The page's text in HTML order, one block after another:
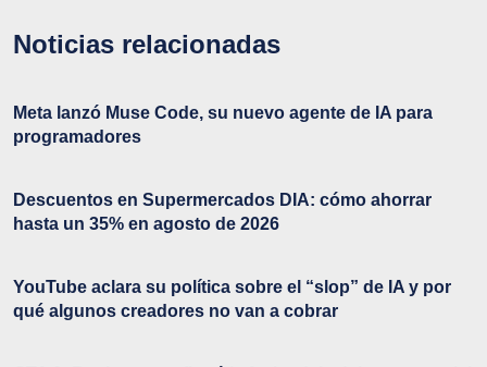
Noticias relacionadas
Meta lanzó Muse Code, su nuevo agente de IA para
programadores
Descuentos en Supermercados DIA: cómo ahorrar
hasta un 35% en agosto de 2026
YouTube aclara su política sobre el “slop” de IA y por
qué algunos creadores no van a cobrar